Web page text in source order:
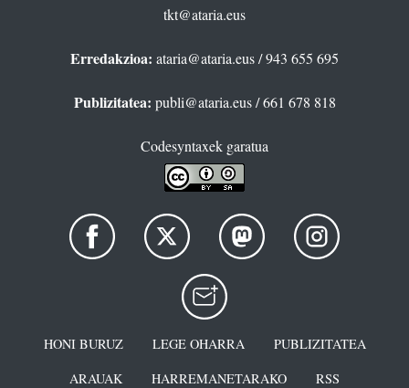
tkt@ataria.eus
Erredakzioa: ataria@ataria.eus/ 943 655 695
Publizitatea: publi@ataria.eus/ 661 678 818
Codesyntaxek garatua
HONI BURUZ LEGE OHARRA
PUBLIZITATEA
ARAUAK
HARREMANETARAKO RSS